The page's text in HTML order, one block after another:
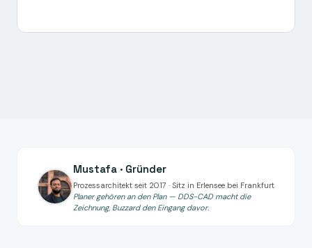
Mustafa · Gründer
Prozessarchitekt seit 2017 · Sitz in Erlensee bei Frankfurt
Planer gehören an den Plan — DDS-CAD macht die
Zeichnung, Buzzard den Eingang davor.